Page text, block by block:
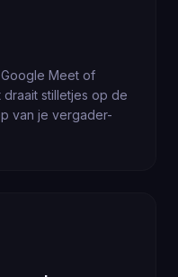
Meet of
draait stilletjes op de
van je vergader-